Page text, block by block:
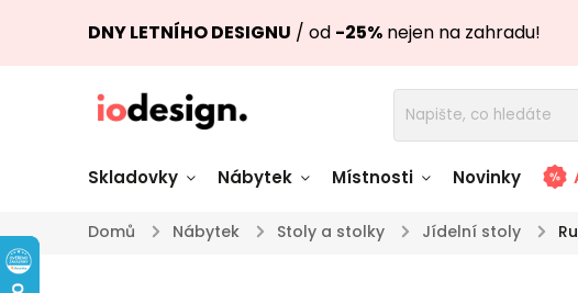
DNY LETNÍHO DESIGNU / od -25% nejen na zahradu!
Skladovky
Židle skladem Stoly skladem
Nábytek Místnosti Novinky
Domů / Nábytek / Stoly a stolky / Jídelní stoly /